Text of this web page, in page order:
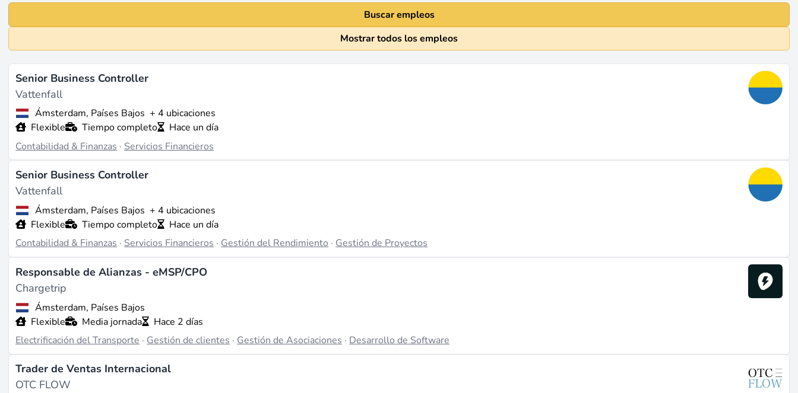
Buscar empleos
Mostrar todos los empleos
Senior Business Controller
Vattenfall
Ámsterdam, Países Bajos + 4 ubicaciones
Flexible
Tiempo completo
Hace un día
Contabilidad & Finanzas · Servicios Financieros
Senior Business Controller
Vattenfall
Ámsterdam, Países Bajos + 4 ubicaciones
Flexible
Tiempo completo
Hace un día
Contabilidad & Finanzas · Servicios Financieros · Gestión del Rendimiento · Gestión de Proyectos
Responsable de Alianzas - eMSP/CPO
Chargetrip
Ámsterdam, Países Bajos
Flexible
Media jornada
Hace 2 días
Electrificación del Transporte · Gestión de clientes · Gestión de Asociaciones · Desarrollo de Software
Trader de Ventas Internacional
OTC FLOW